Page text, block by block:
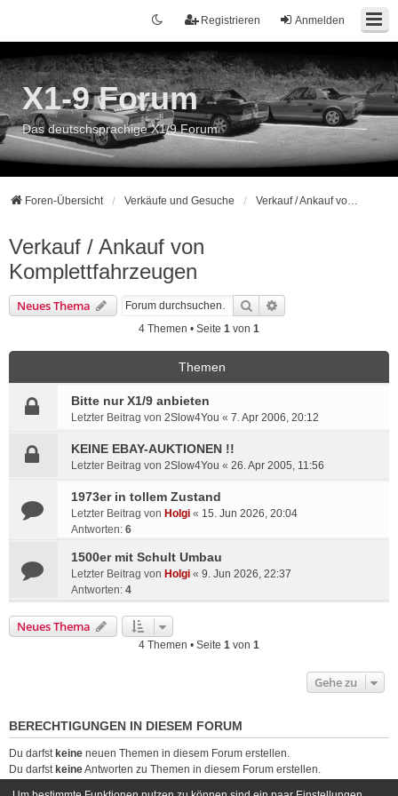
Anmelden
Registrieren
X1-9 Forum
Das deutschsprachige X1/9 Forum
Foren-Übersicht Verkäufe und Gesuche Verkauf / Ankauf von Komplettfahrzeugen
Verkauf / Ankauf von
Komplettfahrzeugen
Neues Thema Suche
4 Themen • Seite 1 von 1
Themen
Bitte nur X1/9 anbieten
Letzter Beitrag von 2Slow4You « 7. Apr 2006, 20:12
KEINE EBAY-AUKTIONEN !!
Letzter Beitrag von 2Slow4You « 26. Apr 2005, 11:56
1973er in tollem Zustand
Letzter Beitrag von Holgi « 15. Jun 2026, 20:04
Antworten: 6
1500er mit Schult Umbau
Letzter Beitrag von Holgi « 9. Jun 2026, 22:37
Antworten: 4
Neues Thema
4 Themen • Seite 1 von 1
Gehe zu
BERECHTIGUNGEN IN DIESEM FORUM
Du darfst keine neuen Themen in diesem Forum erstellen.
Du darfst keineAntworten zu Themen in diesem Forum erstellen.